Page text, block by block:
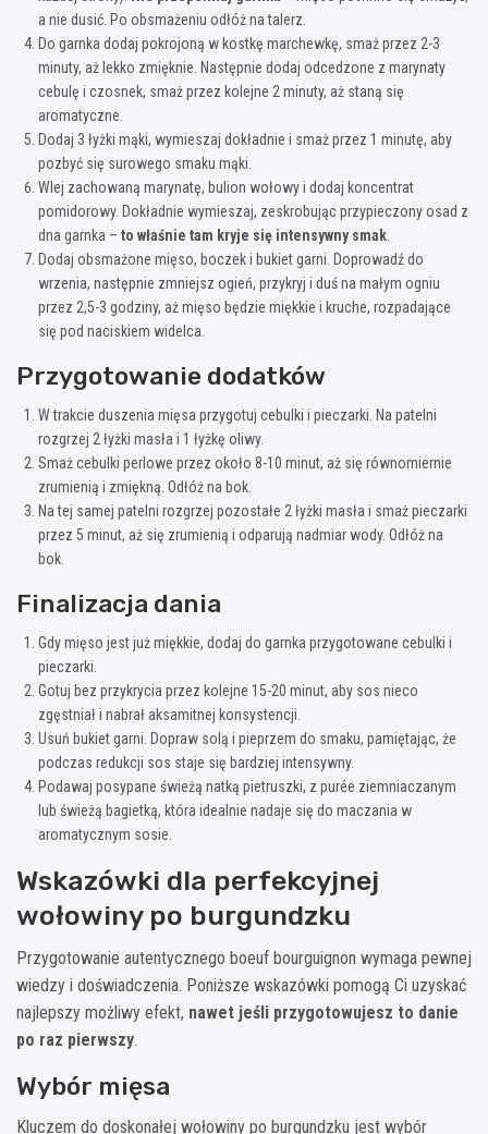
a nie dusić. Po obsmażeniu odłóż na talerz.
Do garnka dodaj pokrojoną w kostkę marchewkę, smaż przez 2-3
minuty, aż lekko zmięknie. Następnie dodaj odcedzone z marynaty
cebulę i czosnek, smaż przez kolejne 2 minuty, aż staną się
aromatyczne.
Dodaj 3 łyżki mąki, wymieszaj dokładnie i smaż przez 1 minutę, aby
pozbyć się surowego smaku mąki.
Wlej zachowaną marynatę, bulion wołowy i dodaj koncentrat
pomidorowy. Dokładnie wymieszaj, zeskrobując przypieczony osad z
dna garnka – to właśnie tam kryje się intensywny smak
Dodaj obsmażone mięso, boczek i bukiet garni. Doprowadź do
wrzenia, następnie zmniejsz ogień, przykryj i duś na małym ogniu
przez 2,5-3 godziny, aż mięso będzie miękkie i kruche, rozpadające
się pod naciskiem widelca.
Przygotowanie dodatków
W trakcie duszenia mięsa przygotuj cebulki i pieczarki. Na patelni
rozgrzej 2 łyżki masła i 1 łyżkę oliwy.
Smaż cebulki perlowe przez około 8-10 minut, aż się równomiernie
zrumienią i zmiękną. Odłóż na bok.
Na tej samej patelni rozgrzej pozostałe 2 łyżki masła i smaż pieczarki
przez 5 minut, aż się zrumienią i odparują nadmiar wody. Odłóż na
bok.
Finalizacja dania
Gdy mięso jest już miękkie, dodaj do garnka przygotowane cebulki i
pieczarki.
Gotuj bez przykrycia przez kolejne 15-20 minut, aby sos nieco
zgęstniał i nabrał aksamitnej konsystencji.
Usuń bukiet garni. Dopraw solą i pieprzem do smaku, pamiętając, że
podczas redukcji sos staje się bardziej intensywny.
Podawaj posypane świeżą natką pietruszki, z purée ziemniaczanym
lub świeżą bagietką, która idealnie nadaje się do maczania w
aromatycznym sosie.
Wskazówki dla perfekcyjnej
wołowiny po burgundzku
Przygotowanie autentycznego boeuf bourguignon wymaga pewnej
wiedzy i doświadczenia. Poniższe wskazówki pomogą Ci uzyskać
najlepszy możliwy efekt, nawet jeśli przygotowujesz to danie
po raz pierwszy.
Wybór mięsa
Kluczem do doskonałej wołowiny po burgundzku jest wybór